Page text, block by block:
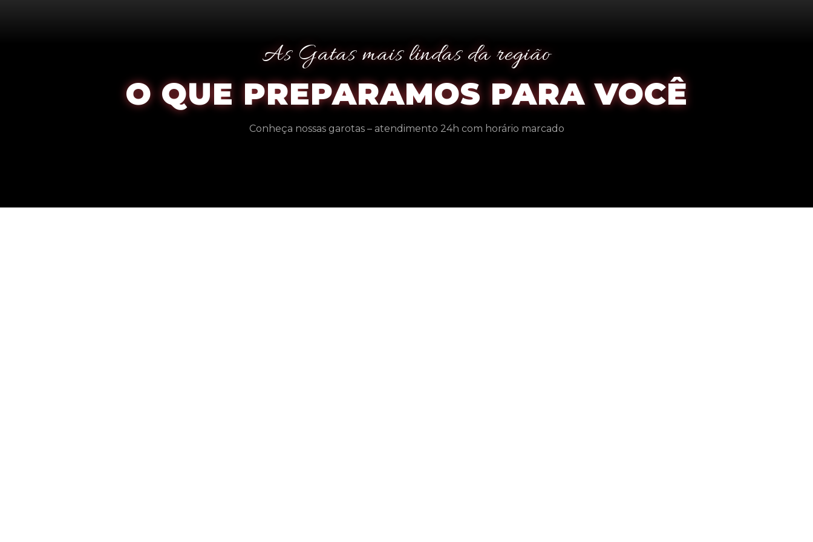
As Gatas mais lindas da região
O QUE PREPARAMOS PARA VOCÊ
Conheça nossas garotas – atendimento 24h com horário marcado